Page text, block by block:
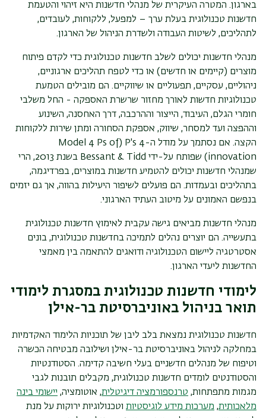
בארגון. המטרה העיקרית של מנהלי חדשנות היא זיהוי והטעמת
חדשנות טכנולוגית בעלת ערך – למפעל, ללקוחות, לעובדים,
לתהליכים, לשיטות העבודה ולשדרת הניהול של הארגון.
מנהלי חדשנות יכולים לשלב חדשנות טכנולוגית כדי לקדם פיתוח
מוצרים (קיימים או חדשים) או כדי לטפח תהליכים ארגוניים,
ניהוליים, עסקיים, תפעוליים או שיווקיים. הם מובילים הטמעת
טכנולוגיות חדשות לאורך מחזור שרשרת האספקה - החל משלבי
חומרי הגלם, העיבוד, הייצור וההרכבה, דרך האחסנה, השינוע
וההפצה ועד למסחר, שיווק, אספקת הסחורה ומתן שירות ללקוחות
הקצה. אם נסתמך על מודל ה-4
P's
(
Model 4 Ps of
innovation) שפותח על-ידי Bessant & Tidd
בשנת 2013, הרי
שמנהלי חדשנות יכולים להטמיע חדשנות במוצרים, בפרדיגמה,
בתהליכים ובעמדות. הם פועלים לשיפור היעילות בהווה, אך גם יזמים
בנפשם האמונים על מיטוב העתיד הארגוני.
מנהלי חדשנות מביאים גישה עקבית לאימוץ חדשנות טכנולוגית
בתעשייה. הם יוצרים נהלים לתמיכה בחדשנות טכנולוגית, בונים
אסטרטגיה ליישום הטכנולוגיה ודואגים להתאמה בין מאמצי
החדשנות ליעדי הארגון.
לימודי חדשנות טכנולוגית במסגרת לימודי
תואר בניהול באוניברסיטת בר-אילן
חדשנות טכנולוגית נמצאת בלב ליבן של תוכניות הלימוד האקדמיות
במחלקה לניהול באוניברסיטת בר-אילן ושילובה מבטיחה הכשרה
וטיפוח של מנהלים חדשניים בעלי חשיבה קדימה. הסטודנטיות
והסטודנטים לומדים חדשנות טכנולוגית, מקבלים תובנות לגבי
מגמות מתפתחות, טרנספורמציה דיגיטלית, אוטומציה, יישומי בינה
מלאכותית, מערכות מידע לוגיסטיות וטכנולוגיות ירוקות על מנת